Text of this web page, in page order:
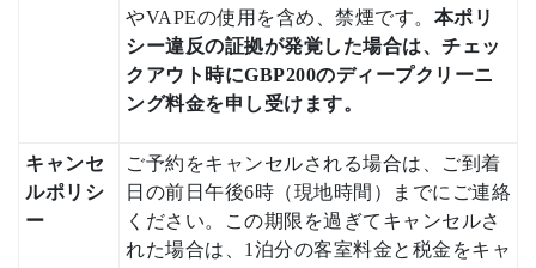
やVAPEの使用を含め、禁煙です。 本ポリ
シー違反の証拠が発覚した場合は、チェッ
クアウト時にGBP200のディープクリーニ
ング料金を申し受けます。
キャンセ
ルポリシ
ー
ご予約をキャンセルされる場合は、ご到着
日の前日午後6時（現地時間）までにご連絡
ください。この期限を過ぎてキャンセルさ
れた場合は、1泊分の客室料金と税金をキャ